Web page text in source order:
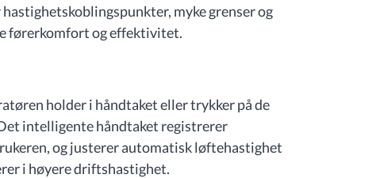
myke grenser og
førerkomfort og effektivitet.
holder i håndtaket eller trykker på de
intelligente håndtaket registrerer
og justerer automatisk løftehastighet
i høyere driftshastighet.